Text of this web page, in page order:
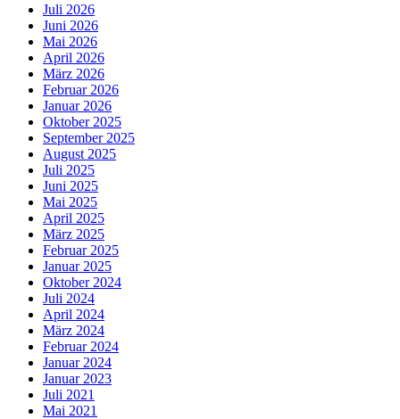
Juli 2026
Juni 2026
Mai 2026
April 2026
März 2026
Februar 2026
Januar 2026
Oktober 2025
September 2025
August 2025
Juli 2025
Juni 2025
Mai 2025
April 2025
März 2025
Februar 2025
Januar 2025
Oktober 2024
Juli 2024
April 2024
März 2024
Februar 2024
Januar 2024
Januar 2023
Juli 2021
Mai 2021